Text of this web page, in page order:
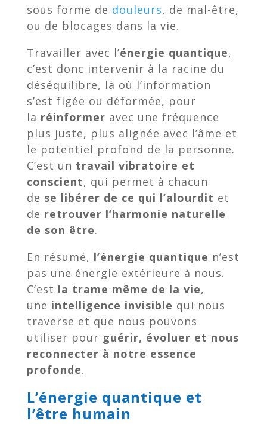
sous forme de douleurs, de mal-être,
ou de blocages dans la vie.
Travailler avec l’énergie quantique,
c’est donc intervenir à la racine du
déséquilibre, là où l’information
s’est figée ou déformée, pour
la réinformer avec une fréquence
plus juste, plus alignée avec l’âme et
le potentiel profond de la personne.
C’est un travail vibratoire et
conscient, qui permet à chacun
de se libérer de ce qui l’alourdit et
de retrouver l’harmonie naturelle
de son être.
En résumé, l’énergie quantique n’est
pas une énergie extérieure à nous.
C’est la trame même de la vie,
une intelligence invisible qui nous
traverse et que nous pouvons
utiliser pour guérir, évoluer et nous
reconnecter à notre essence
profonde.
L’énergie quantique et
l’être humain